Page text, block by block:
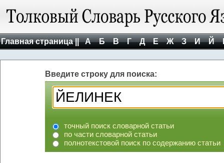
Главная страница || А Б В Г Д Е Ж З И Й
Введите строку для поиска:
точный поиск словарной статьи
по части словарной статьи
полнотекстовой поиск по содержанию статьи